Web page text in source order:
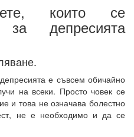
които се
за депресията
е съвсем обичайно
на всеки. Просто човек се
и това не означава болестно
не е необходимо и да се